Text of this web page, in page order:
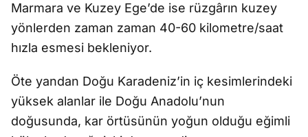
Marmara ve Kuzey Ege’de ise rüzgârın kuzey
yönlerden zaman zaman 40-60 kilometre/saat
hızla esmesi bekleniyor.
Öte yandan Doğu Karadeniz’in iç kesimlerindeki
yüksek alanlar ile Doğu Anadolu’nun
doğusunda, kar örtüsünün yoğun olduğu eğimli